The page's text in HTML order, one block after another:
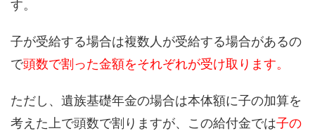
す。
子が受給する場合は複数人が受給する場合があるの
で頭数で割った金額をそれぞれが受け取ります。
ただし、遺族基礎年金の場合は本体額に子の加算を
考えた上で頭数で割りますが、この給付金では子の